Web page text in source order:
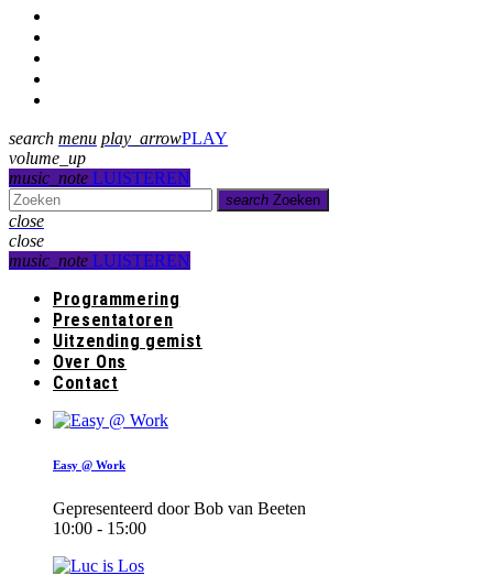
search menu play_arrowPLAY
volume_up
music_note LUISTEREN
search Zoeken
close
close
music_note LUISTEREN
Programmering
Presentatoren
Uitzending gemist
Over Ons
Contact
Easy @ Work
Gepresenteerd door Bob van Beeten
10:00 - 15:00